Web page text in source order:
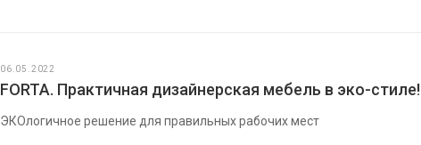
06.05.2022
FORTA. Практичная дизайнерская мебель в эко-стиле!
ЭКОлогичное решение для правильных рабочих мест